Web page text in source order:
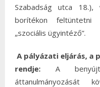
Szabadság utca
borítékon feltüntetni
„szociális ügyintéző”.
A pályázati eljárás, a
rendje: A
áttanulmányozását